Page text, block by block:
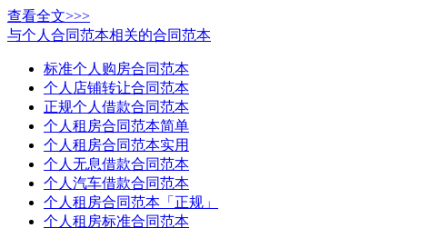
查看全文>>>
与个人合同范本相关的合同范本
标准个人购房合同范本
个人店铺转让合同范本
正规个人借款合同范本
个人租房合同范本简单
个人租房合同范本实用
个人无息借款合同范本
个人汽车借款合同范本
个人租房合同范本「正规」
个人租房标准合同范本